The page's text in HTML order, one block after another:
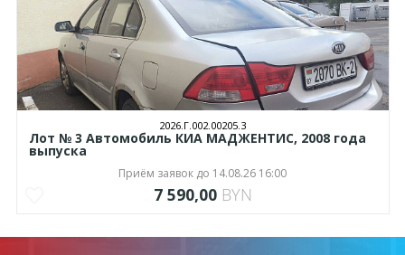
2026.Г.002.00205.3
Лот № 3 Автомобиль КИА МАДЖЕНТИС, 2008 года
выпуска
Приём заявок до 14.08.26 16:00
7 590,00 BYN